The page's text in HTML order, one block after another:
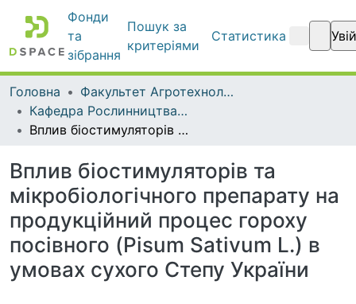
Фонди
та
зібрання
Пошук за
критеріями
Статистика
Головна
Факультет Агротехнологій та екології
Кафедра Рослинництва та садівництва ім. професора В.В. Калитки
Вплив біостимуляторів та мікробіологічного препарату на продукційний процес гороху посівного (Pisum Sativum L.) в умовах сухого Степу України
Вплив біостимуляторів та
мікробіологічного препарату на
продукційний процес гороху
посівного (Pisum Sativum L.) в
умовах сухого Степу України